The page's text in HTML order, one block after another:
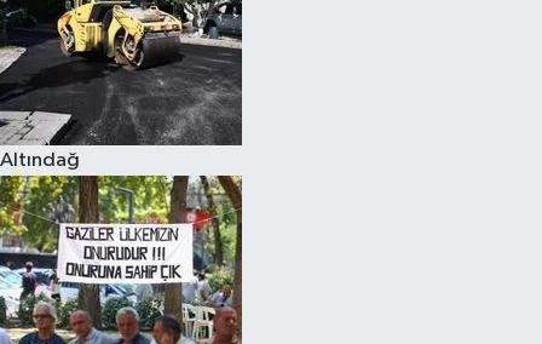
Altındağ